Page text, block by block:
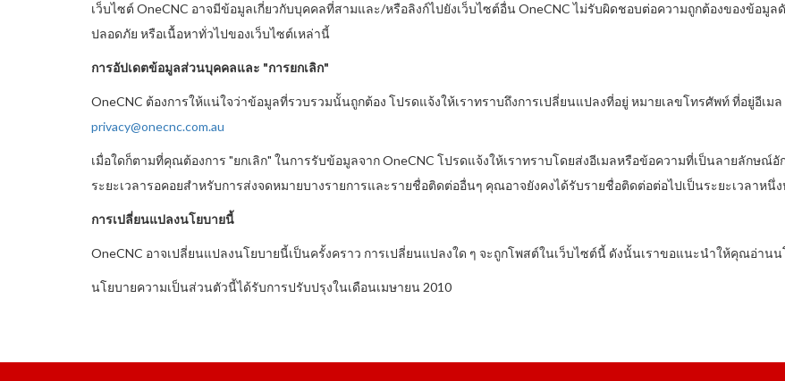
เว็บไซต์ OneCNC อาจมีข้อมูลเกี่ยวกับบุคคลที่สามและ/หรือลิงก์ไปยังเว็บไซต์อื่น OneCNC ไม่รับผิดชอบต่อความถูกต้องของข้อ
ปลอดภัย หรือเนื้อหาทั่วไปของเว็บไซต์เหล่านี้
การอัปเดตข้อมูลส่วนบุคคลและ "การยกเลิก"
OneCNC ต้องการให้แน่ใจว่าข้อมูลที่รวบรวมนั้นถูกต้อง โปรดแจ้งให้เราทราบถึงการเปลี่ยนแปลงที่อยู่ หมายเลขโทรศัพท์ ที่อยู่อีเ
privacy@onecnc.com.au
เมื่อใดก็ตามที่คุณต้องการ "ยกเลิก" ในการรับข้อมูลจาก OneCNC โปรดแจ้งให้เราทราบโดยส่งอีเมลหรือข้อความที่เป็นลายลักษณ์
ระยะเวลารอคอยสำหรับการส่งจดหมายบางรายการและรายชื่อติดต่ออื่นๆ คุณอาจยังคงได้รับรายชื่อติดต่อต่อไปเป็นระยะเวลาหนึ่ง
การเปลี่ยนแปลงนโยบายนี้
OneCNC อาจเปลี่ยนแปลงนโยบายนี้เป็นครั้งคราว การเปลี่ยนแปลงใด ๆ จะถูกโพสต์ในเว็บไซต์นี้ ดังนั้นเราขอแนะนำให้คุณอ่าน
นโยบายความเป็นส่วนตัวนี้ได้รับการปรับปรุงในเดือนเมษายน 2010